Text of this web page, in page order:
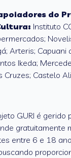
do
Instituto
Arteris; Capuani
Ikeda;
Cruzes; Castelo
GURI é gerido
gratuitamente
entre 6 e 18